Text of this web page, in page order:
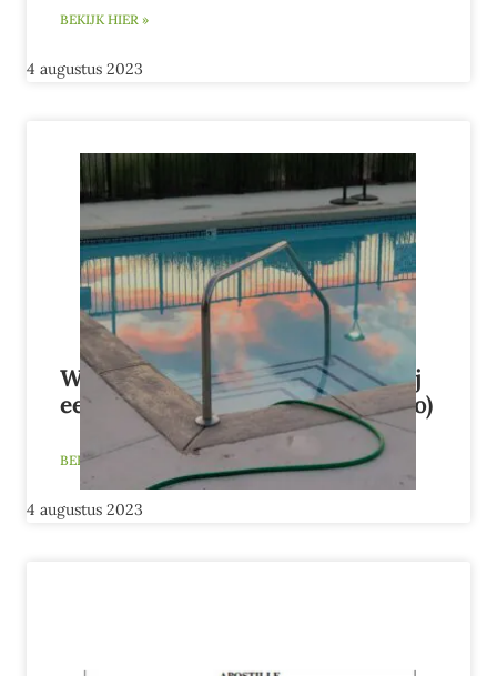
BEKIJK HIER »
4 augustus 2023
Wat kunt u doen bij gebreken bij
een nieuwbouw in Spanje? (video)
BEKIJK HIER »
4 augustus 2023